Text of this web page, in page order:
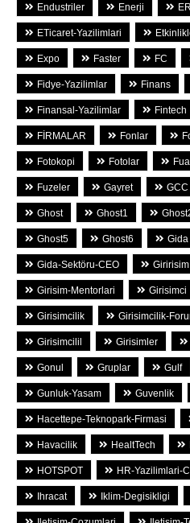
Endustriler Enerji
ETicaret-Yazilimlari
Expo Faster FC
Fidye-Yazilimlar Finans
Finansal-Yazilimlar Fintech
FİRMALAR Fonlar
Fotokopi Fotolar
Fuzeler Gayret GCC
Ghost Ghost1
Ghost5 Ghost6 Gida
Gida-Sektöru-CEO Giririsim
Girisim-Mentorlari Girisimci
Girisimcilik Girisimcilik-
Girisimcilil Girisimler
Gonul Gruplar Gulf
Gunluk-Yasam Guvenlik
Hacettepe-Teknopark-Firmasi
Havacilik HealtTech
HOTSPOT HR-Yazilimlari-
Ihracat Iklim-Degisikligi